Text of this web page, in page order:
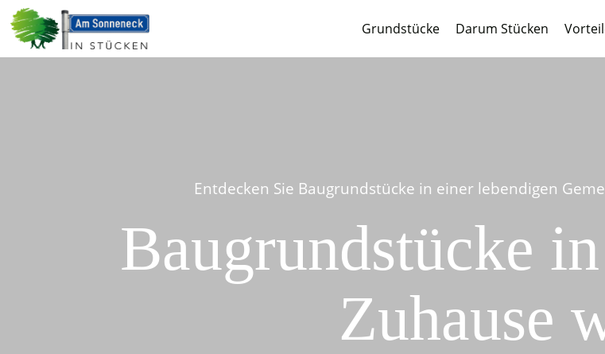
Grundstücke Darum Stücken
Entdecken Sie Baugrundstücke in einer lebendigen
Baugrundstücke
Zuhause